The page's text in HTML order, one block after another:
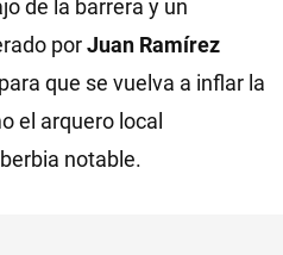
de la barrera y un
porJuan Ramírez
que se vuelva a inflar la
el arquero local
notable.